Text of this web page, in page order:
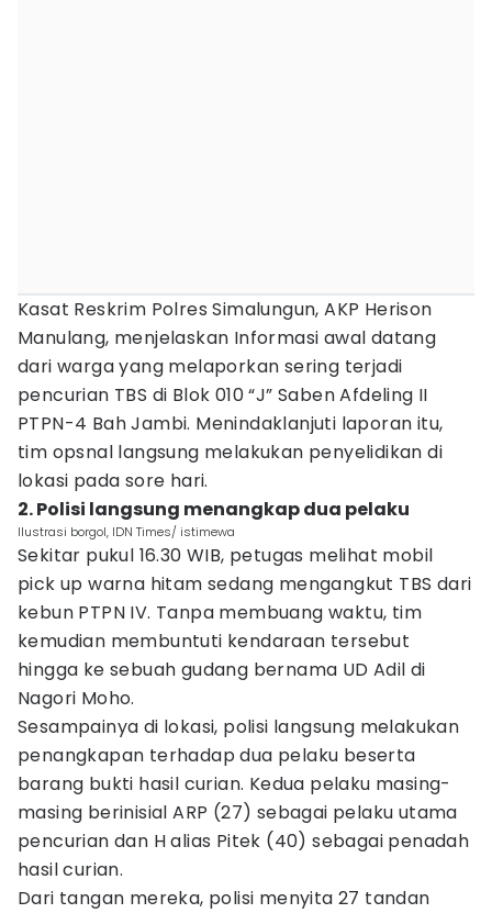
Kasat Reskrim Polres Simalungun, AKP Herison
Manulang, menjelaskan Informasi awal datang
dari warga yang melaporkan sering terjadi
pencurian TBS di Blok 010 “J” Saben Afdeling II
PTPN-4 Bah Jambi. Menindaklanjuti laporan itu,
tim opsnal langsung melakukan penyelidikan di
lokasi pada sore hari.
2. Polisi langsung menangkap dua pelaku
Ilustrasi borgol, IDN Times/ istimewa
Sekitar pukul 16.30 WIB, petugas melihat mobil
pick up warna hitam sedang mengangkut TBS dari
kebun PTPN IV. Tanpa membuang waktu, tim
kemudian membuntuti kendaraan tersebut
hingga ke sebuah gudang bernama UD Adil di
Nagori Moho.
Sesampainya di lokasi, polisi langsung melakukan
penangkapan terhadap dua pelaku beserta
barang bukti hasil curian. Kedua pelaku masing-
masing berinisial ARP (27) sebagai pelaku utama
pencurian dan H alias Pitek (40) sebagai penadah
hasil curian.
Dari tangan mereka, polisi menyita 27 tandan